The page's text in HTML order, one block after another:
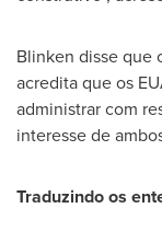
Blinken disse que
acredita que os
administrar com
interesse de
Traduzindo os